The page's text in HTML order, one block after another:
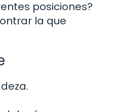
posiciones?
la que